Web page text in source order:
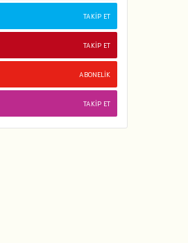
TAKIP ET
TAKIP ET
ABONELIK
TAKIP ET